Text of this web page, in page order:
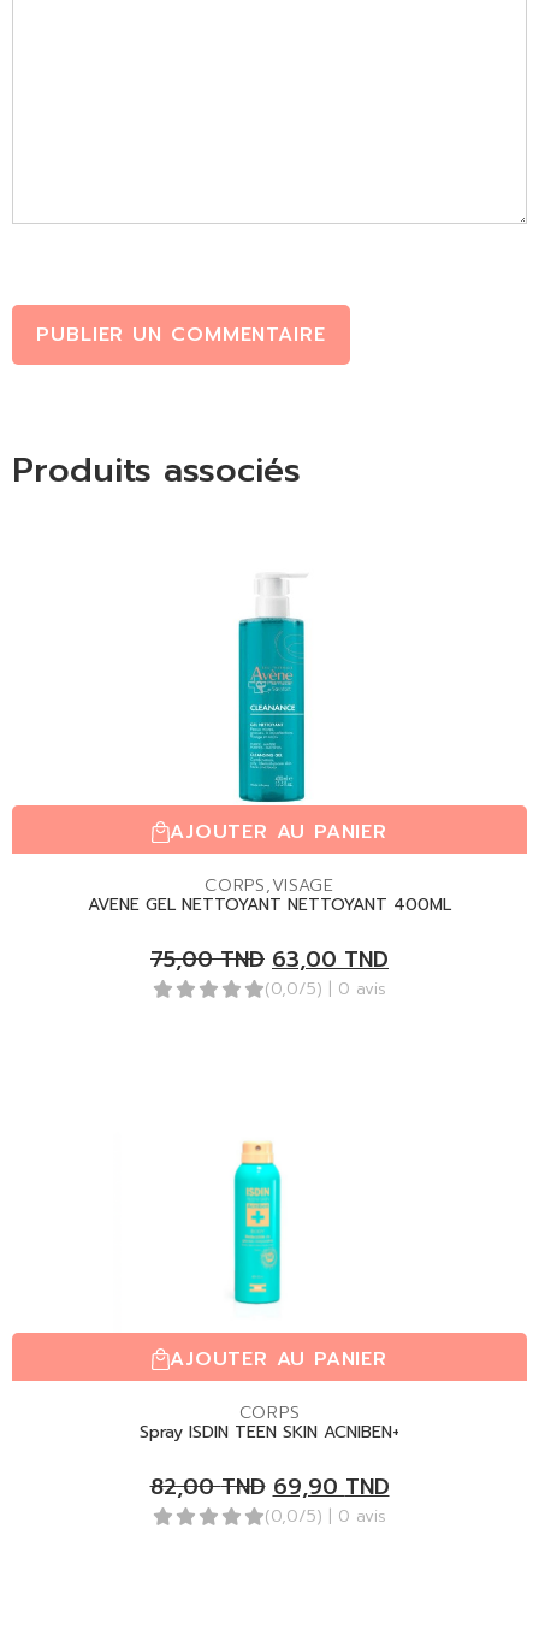
PUBLIER UN COMMENTAIRE
Produits associés
AJOUTER AU PANIER
CORPS,VISAGE
AVENE GEL NETTOYANT NETTOYANT 400ML
75,00TND 63,00TND
(0,0/5) | 0 avis
AJOUTER AU PANIER
CORPS
Spray ISDIN TEEN SKIN ACNIBEN+
82,00TND 69,90TND
(0,0/5) | 0 avis